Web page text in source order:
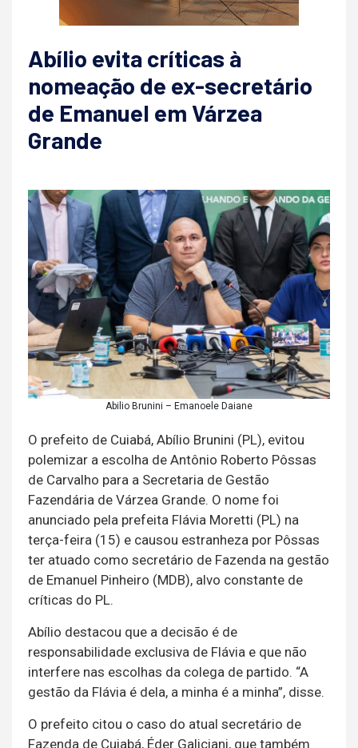
Abílio evita críticas à
nomeação de ex-secretário
de Emanuel em Várzea
Grande
Abilio Brunini – Emanoele Daiane
O prefeito de Cuiabá, Abílio Brunini (PL), evitou
polemizar a escolha de Antônio Roberto Pôssas
de Carvalho para a Secretaria de Gestão
Fazendária de Várzea Grande. O nome foi
anunciado pela prefeita Flávia Moretti (PL) na
terça-feira (15) e causou estranheza por Pôssas
ter atuado como secretário de Fazenda na gestão
de Emanuel Pinheiro (MDB), alvo constante de
críticas do PL.
Abílio destacou que a decisão é de
responsabilidade exclusiva de Flávia e que não
interfere nas escolhas da colega de partido. “A
gestão da Flávia é dela, a minha é a minha”, disse.
O prefeito citou o caso do atual secretário de
Fazenda de Cuiabá, Éder Galiciani, que também